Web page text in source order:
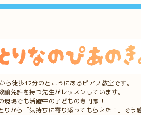
ら徒歩12分のところにあるピアノ教室です。
免許を持つ先生がレッスンしています。
現場でも活躍中の子どもの専門家！
りから「気持ちに寄り添ってもらえた！」そう